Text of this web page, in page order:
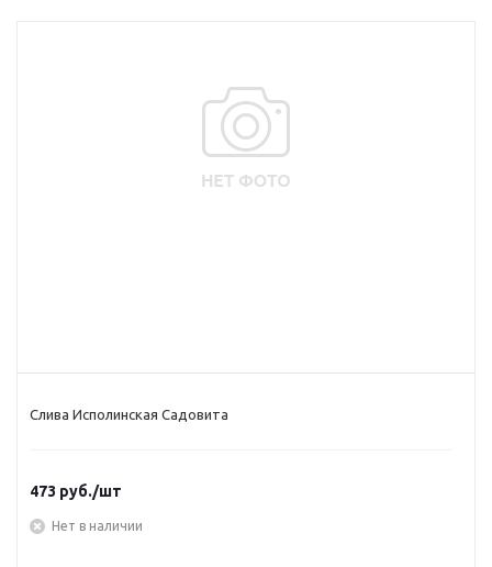
Слива Исполинская Садовита
473 руб./шт
Нет в наличии